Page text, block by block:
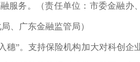
服务。（责任单位：市委金融办、
、广东金融监管局）
”。支持保险机构加大对科创企